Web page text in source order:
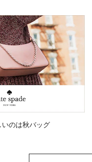
のは秋バッグ